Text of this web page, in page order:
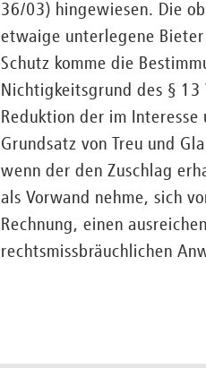
36/03) hingewiesen. Die
etwaige unterlegene
Schutz komme die
Nichtigkeitsgrund des §
Reduktion der im
Grundsatz von Treu und
wenn der den Zuschlag
als Vorwand nehme, sich
Rechnung, einen
rechtsmissbräuchlichen